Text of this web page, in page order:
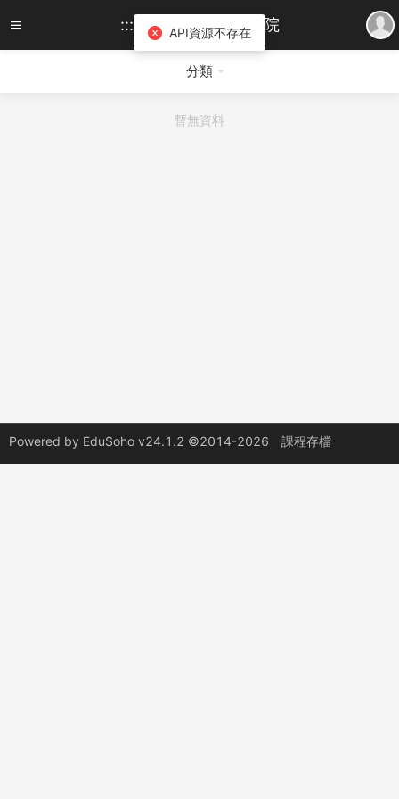
:::慧智科技::: 知識學院
分類
暫無資料
Powered by EduSoho v24.1.2 ©2014-2026 課程存檔
API資源不存在